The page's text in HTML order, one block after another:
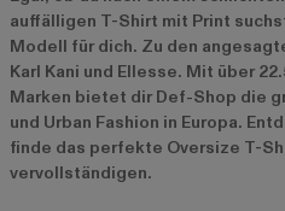
auffälligen T-Shirt mit Print
Modell für dich. Zu den
Karl Kani und Ellesse. Mit über
Marken bietet dir Def-Shop die
und Urban Fashion in Europa.
finde das perfekte Oversize T-
vervollständigen.